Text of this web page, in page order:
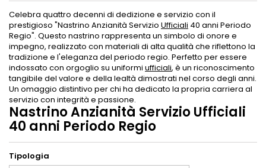
Celebra quattro decenni di dedizione e servizio con il
prestigioso "Nastrino Anzianità Servizio Ufficiali 40 anni Periodo
Regio". Questo nastrino rappresenta un simbolo di onore e
impegno, realizzato con materiali di alta qualità che riflettono la
tradizione e l'eleganza del periodo regio. Perfetto per essere
indossato con orgoglio su uniformi ufficiali, è un riconoscimento
tangibile del valore e della lealtà dimostrati nel corso degli anni.
Un omaggio distintivo per chi ha dedicato la propria carriera al
servizio con integrità e passione.
Nastrino Anzianità Servizio Ufficiali
40 anni Periodo Regio
Tipologia